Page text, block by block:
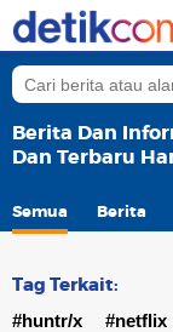
Berita Dan
Dan Terbaru
Semua Berita
Tag Terkait:
#huntr/x #netflix